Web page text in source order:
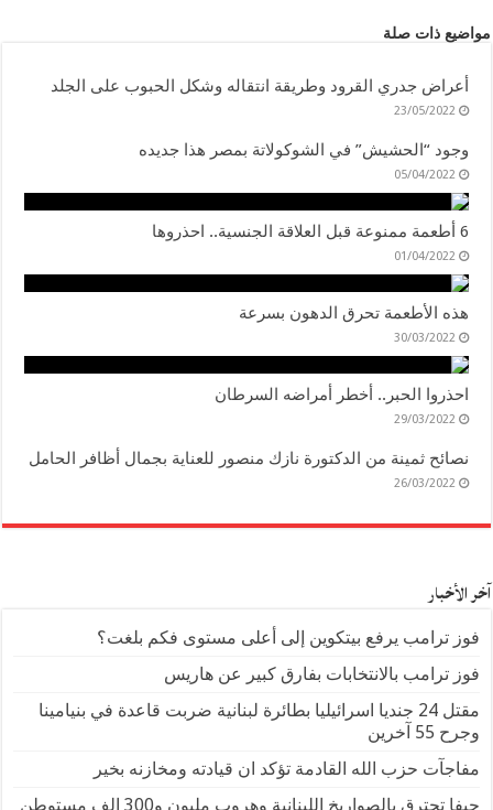
مواضيع ذات صلة
أعراض جدري القرود وطريقة انتقاله وشكل الحبوب على الجلد
23/05/2022
وجود “الحشيش” في الشوكولاتة بمصر هذا جديده
05/04/2022
6 أطعمة ممنوعة قبل العلاقة الجنسية.. احذروها
01/04/2022
هذه الأطعمة تحرق الدهون بسرعة
30/03/2022
احذروا الحبر.. أخطر أمراضه السرطان
29/03/2022
نصائح ثمينة من الدكتورة نازك منصور للعناية بجمال أظافر الحامل
26/03/2022
آخر الأخبار
فوز ترامب يرفع بيتكوين إلى أعلى مستوى فكم بلغت؟
فوز ترامب بالانتخابات بفارق كبير عن هاريس
مقتل 24 جنديا اسرائيليا بطائرة لبنانية ضربت قاعدة في بنيامينا
وجرح 55 آخرين
مفاجآت حزب الله القادمة تؤكد ان قيادته ومخازنه بخير
حيفا تحترق بالصواريخ اللبنانية وهروب مليون و300 الف مستوطن